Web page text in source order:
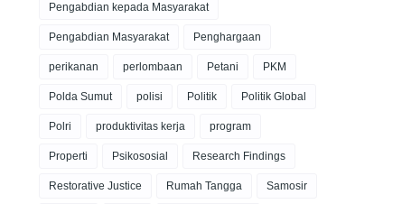
Pengabdian kepada Masyarakat
Pengabdian Masyarakat Penghargaan
perikanan perlombaan Petani PKM
Polda Sumut polisi Politik Politik Global
Polri produktivitas kerja program
Properti Psikososial Research Findings
Restorative Justice Rumah Tangga Samosir